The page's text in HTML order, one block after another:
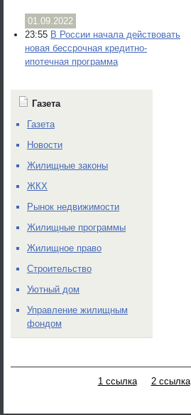
01.09.2022
23:55 В России начала действовать
новая бессрочная кредитно-
ипотечная программа
Газета
Газета
Новости
Жилищные законы
ЖКХ
Рынок недвижимости
Жилищные программы
Жилищное право
Строительство
Уютный дом
Управление жилищным
фондом
1 ссылка 2 ссылка